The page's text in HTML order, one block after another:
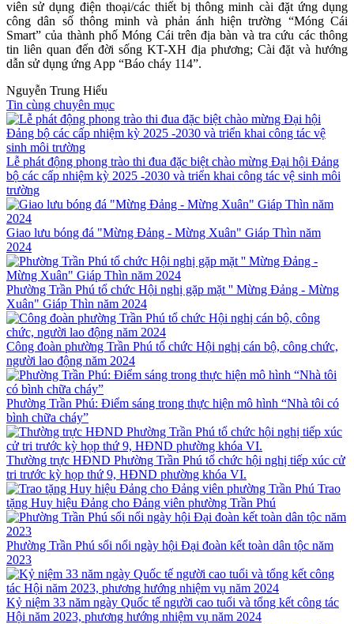
viên sử dụng điện thoại/các thiết bị thông minh cài đặt ứng dụng
công dân số thông minh và phản ánh hiện trường “Móng Cái
Smart” của thành phố Móng Cái trên địa bàn và tra cứu các thông
tin liên quan đến đời sống KT-XH địa phương; Cài đặt và hướng
dẫn sử dụng ứng App “Báo cháy 114”.
Nguyễn Trung Hiếu
Tin cùng chuyên mục
Lễ phát động phong trào thi đua đặc biệt chào mừng Đại hội Đảng
bộ các cấp nhiệm kỳ 2025 -2030 và triển khai công tác vệ sinh môi
trường
Giao lưu bóng đá "Mừng Đảng - Mừng Xuân" Giáp Thìn năm
2024
Phường Trần Phú tổ chức Hội nghị gặp mặt '' Mừng Đảng - Mừng
Xuân" Giáp Thìn năm 2024
Công đoàn phường Trần Phú tổ chức Hội nghị cán bộ, công chức,
người lao động năm 2024
Phường Trần Phú: Điểm sáng trong thực hiện mô hình “Nhà tôi có
bình chữa cháy”
Thường trực HĐND Phường Trần Phú tổ chức hội nghị tiếp xúc cử
tri trước kỳ họp thứ 9, HĐND phường khóa VI.
Trao
tặng Huy hiệu Đảng cho Đảng viên phường Trần Phú
Phường Trần Phú sổi nổi ngày hội Đại đoàn kết toàn dân tộc năm
2023
Kỷ niệm 33 năm ngày Quốc tế người cao tuổi và tổng kết công tác
Hội năm 2023, phương hướng nhiệm vụ năm 2024